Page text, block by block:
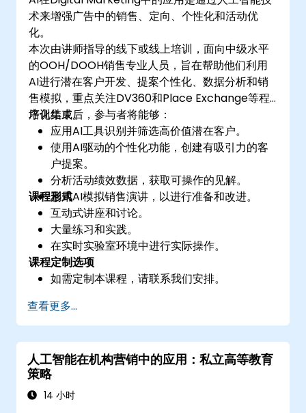
术来增强广告中的销售、定向、个性化和活动优
化。
本次由讲师指导的线下或线上培训，面向中级水平
的OOH/DOOH销售专业人员，旨在帮助他们利用
AI进行潜在客户开发、提案个性化、数据分析和销
售模拟，重点关注DV360和Place Exchange等程
序化集成。
培训结束后，参与者将能够：
应用AI工具识别并筛选高价值潜在客户。
使用AI驱动的个性化功能，创建有吸引力的客
户提案。
分析活动绩效数据，获取可操作的见解。
利用AI模拟销售演讲，以进行准备和改进。
课程形式
互动式讲座和讨论。
大量练习和实践。
在实时实验室环境中进行实际操作。
课程定制选项
如需定制本课程，请联系我们安排。
查看更多...
人工智能在机构营销中的应用：私立高等教育
策略
14 小时